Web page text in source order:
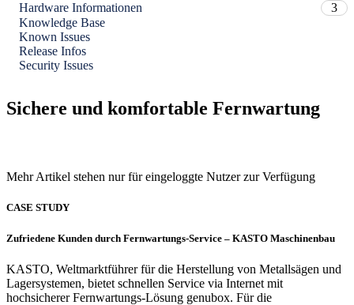
Hardware Informationen
3
Knowledge Base
Known Issues
Release Infos
Security Issues
Sichere und komfortable Fernwartung
Mehr Artikel stehen nur für eingeloggte Nutzer zur Verfügung
CASE STUDY
Zufriedene Kunden durch Fernwartungs-Service – KASTO Maschinenbau
KASTO, Weltmarktführer für die Herstellung von Metallsägen und
Lagersystemen, bietet schnellen Service via Internet mit
hochsicherer Fernwartungs-Lösung genubox. Für die